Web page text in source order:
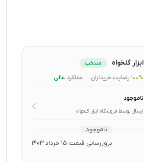
ابزار گلخواه
منتخب
100% رضایت خریداران عملکرد عالی
ناموجود
ارسال توسط فروشگاه ابزار گلخواه
ناموجود
بروزرسانی قیمت: 15 خرداد 1403